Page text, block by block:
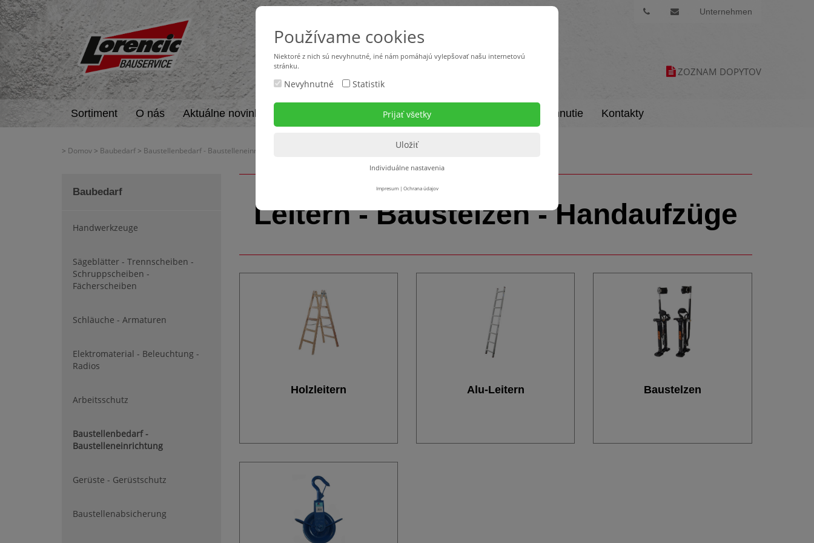
Unternehmen
ZOZNAM DOPYTOV
Sortiment O nás Aktuálne novinky Stroje v požičovni Na stiahnutie Kontakty
> Domov > Baubedarf > Baustellenbedarf - Baustelleneinrichtung > Leitern - Baustelzen - Handaufzüge
Baubedarf
Handwerkzeuge
Sägeblätter - Trennscheiben -
Schruppscheiben -
Fächerscheiben
Schläuche - Armaturen
Elektromaterial - Beleuchtung -
Radios
Arbeitsschutz
Baustellenbedarf -
Baustelleneinrichtung
Gerüste - Gerüstschutz
Baustellenabsicherung
Leitern - Baustelzen - Handaufzüge
Holzleitern Alu-Leitern Baustelzen
Používame cookies
Niektoré z nich sú nevyhnutné, iné nám pomáhajú vylepšovať našu internetovú
stránku.
Nevyhnutné Statistik
Individuálne nastavenia
Impresum| Ochrana údajov